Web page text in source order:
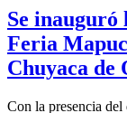
Se inauguró
Feria
Chuyaca de
Con la presencia